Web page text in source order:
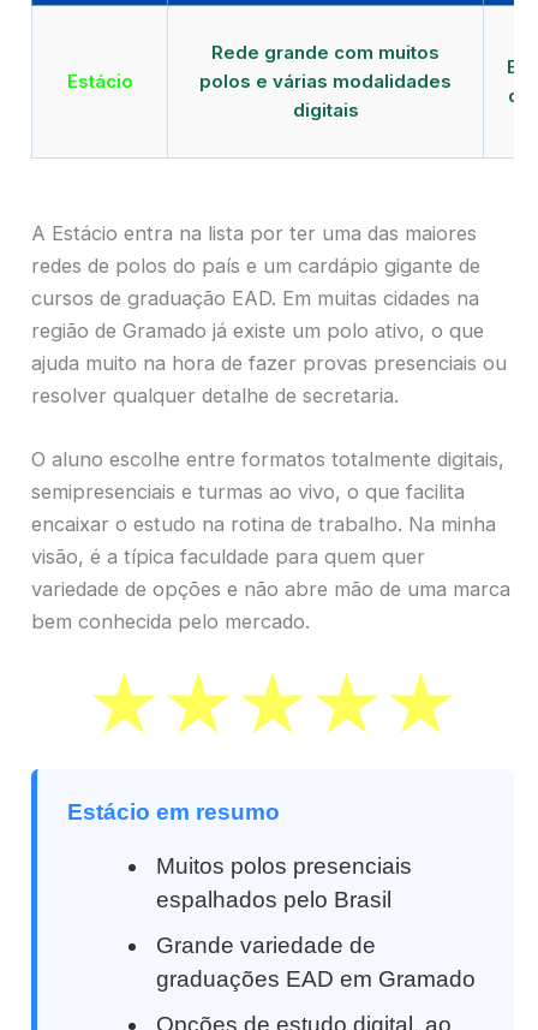
Estácio
Rede grande com muitos
polos e várias modalidades
digitais
de
A Estácio entra na lista por ter uma das maiores
redes de polos do país e um cardápio gigante de
cursos de graduação EAD. Em muitas cidades na
região de Gramado já existe um polo ativo, o que
ajuda muito na hora de fazer provas presenciais ou
resolver qualquer detalhe de secretaria.
O aluno escolhe entre formatos totalmente digitais,
semipresenciais e turmas ao vivo, o que facilita
encaixar o estudo na rotina de trabalho. Na minha
visão, é a típica faculdade para quem quer
variedade de opções e não abre mão de uma marca
bem conhecida pelo mercado.
Estácio em resumo
Muitos polos presenciais
espalhados pelo Brasil
Grande variedade de
graduações EAD em Gramado
Opções de estudo digital, ao